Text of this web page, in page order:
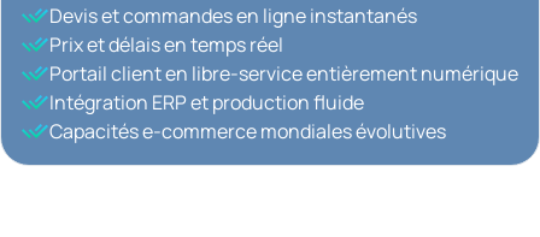
Devis et commandes en ligne instantanés
Prix et délais en temps réel
Portail client en libre-service entièrement numérique
Intégration ERP et production fluide
Capacités e-commerce mondiales évolutives